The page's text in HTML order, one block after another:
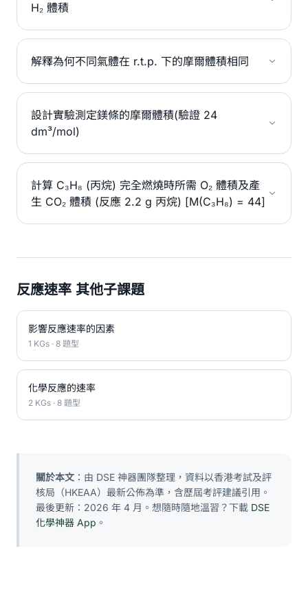
H₂ 體積
解釋為何不同氣體在 r.t.p. 下的摩爾體積相同
設計實驗測定鎂條的摩爾體積(驗證 24
dm³/mol)
計算 C₃H₈ (丙烷) 完全燃燒時所需 O₂ 體積及產
生 CO₂ 體積 (反應 2.2 g 丙烷) [M(C₃H₈) = 44]
反應速率 其他子課題
影響反應速率的因素
1 KGs · 8 題型
化學反應的速率
2 KGs · 8 題型
關於本文 ：由 DSE 神器團隊整理，資料以香港考試及評
核局（HKEAA）最新公佈為準，含歷屆考評建議引用。
最後更新：2026 年 4 月。想隨時隨地溫習？下載 DSE
化學神器 App 。